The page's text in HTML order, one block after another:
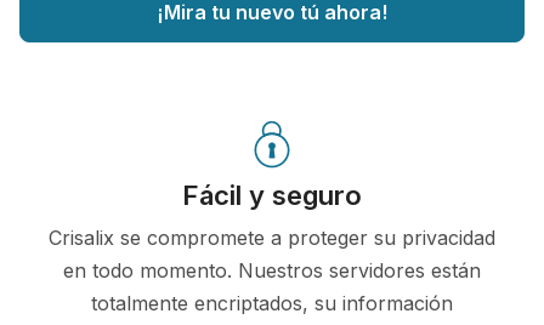
¡Mira tu nuevo tú ahora!
Fácil y seguro
Crisalix se compromete a proteger su privacidad
en todo momento. Nuestros servidores están
totalmente encriptados, su información